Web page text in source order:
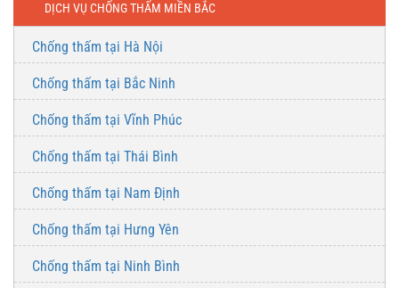
DỊCH VỤ CHỐNG THẤM MIỀN BẮC
Chống thấm tại Hà Nội
Chống thấm tại Bắc Ninh
Chống thấm tại Vĩnh Phúc
Chống thấm tại Thái Bình
Chống thấm tại Nam Định
Chống thấm tại Hưng Yên
Chống thấm tại Ninh Bình